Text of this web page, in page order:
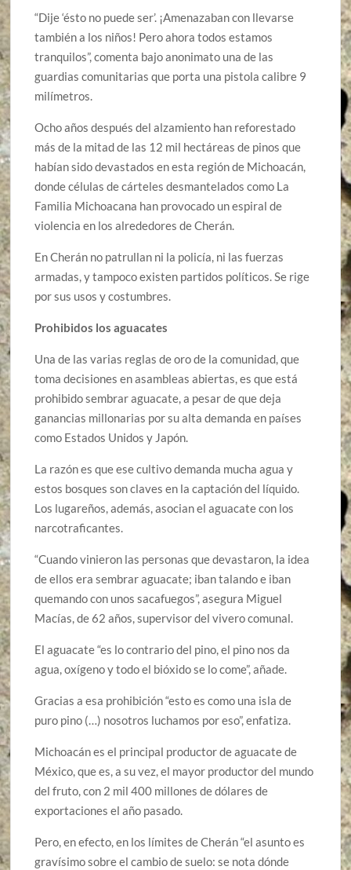
“Dije ‘ésto no puede ser’. ¡Amenazaban con llevarse
también a los niños! Pero ahora todos estamos
tranquilos”, comenta bajo anonimato una de las
guardias comunitarias que porta una pistola calibre 9
milímetros.
Ocho años después del alzamiento han reforestado
más de la mitad de las 12 mil hectáreas de pinos que
habían sido devastados en esta región de Michoacán,
donde células de cárteles desmantelados como La
Familia Michoacana han provocado un espiral de
violencia en los alrededores de Cherán.
En Cherán no patrullan ni la policía, ni las fuerzas
armadas, y tampoco existen partidos políticos. Se rige
por sus usos y costumbres.
Prohibidos los aguacates
Una de las varias reglas de oro de la comunidad, que
toma decisiones en asambleas abiertas, es que está
prohibido sembrar aguacate, a pesar de que deja
ganancias millonarias por su alta demanda en países
como Estados Unidos y Japón.
La razón es que ese cultivo demanda mucha agua y
estos bosques son claves en la captación del líquido.
Los lugareños, además, asocian el aguacate con los
narcotraficantes.
“Cuando vinieron las personas que devastaron, la idea
de ellos era sembrar aguacate; iban talando e iban
quemando con unos sacafuegos”, asegura Miguel
Macías, de 62 años, supervisor del vivero comunal.
El aguacate “es lo contrario del pino, el pino nos da
agua, oxígeno y todo el bióxido se lo come”, añade.
Gracias a esa prohibición “esto es como una isla de
puro pino (…) nosotros luchamos por eso”, enfatiza.
Michoacán es el principal productor de aguacate de
México, que es, a su vez, el mayor productor del mundo
del fruto, con 2 mil 400 millones de dólares de
exportaciones el año pasado.
Pero, en efecto, en los límites de Cherán “el asunto es
gravísimo sobre el cambio de suelo: se nota dónde